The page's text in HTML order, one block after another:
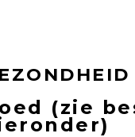
(zie